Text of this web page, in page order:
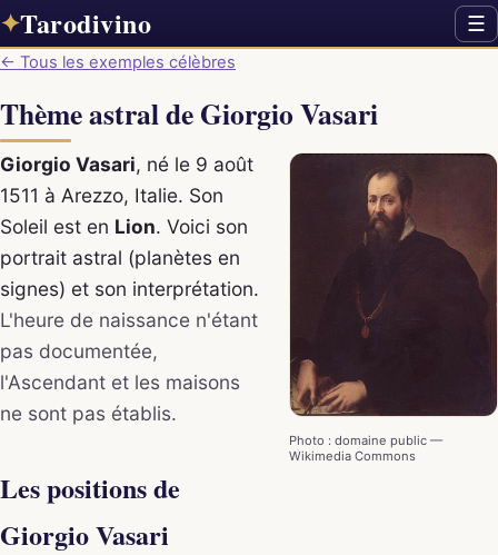
✦Tarodivino ☰
← Tous les exemples célèbres
Thème astral de Giorgio Vasari
Photo : domaine public —
Wikimedia Commons
Giorgio Vasari, né le 9 août
1511 à Arezzo, Italie. Son
Soleil est en Lion. Voici son
portrait astral (planètes en
signes) et son interprétation.
L'heure de naissance n'étant
pas documentée,
l'Ascendant et les maisons
ne sont pas établis.
Les positions de
Giorgio Vasari